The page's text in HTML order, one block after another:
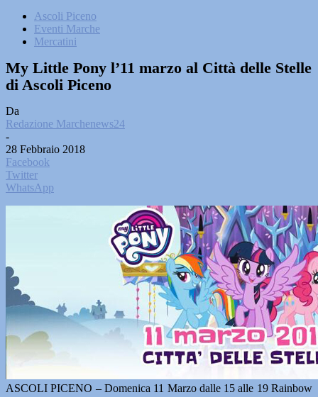
Ascoli Piceno
Eventi Marche
Mercatini
My Little Pony l’11 marzo al Città delle Stelle
di Ascoli Piceno
Da
Redazione Marchenews24
-
28 Febbraio 2018
Facebook
Twitter
WhatsApp
ASCOLI PICENO – Domenica 11 Marzo dalle 15 alle 19 Rainbow